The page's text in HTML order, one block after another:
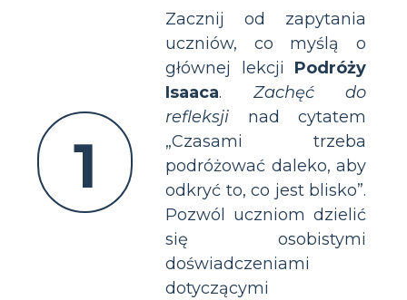
1
Zacznij od zapytania
uczniów, co myślą o
głównej lekcji Podróży
Isaaca. Zachęć do
refleksji nad cytatem
„Czasami trzeba
podróżować daleko, aby
odkryć to, co jest blisko”.
Pozwól uczniom dzielić
się osobistymi
doświadczeniami
dotyczącymi